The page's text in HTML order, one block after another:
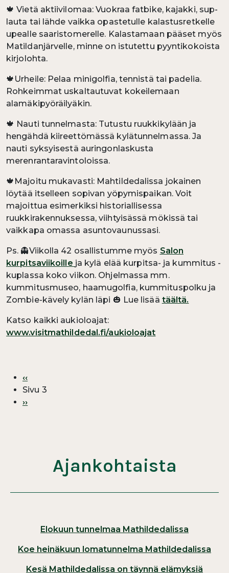
🍁 Vietä aktiivilomaa: Vuokraa fatbike, kajakki, sup-
lauta tai lähde vaikka opastetulle kalastusretkelle
upealle saaristomerelle. Kalastamaan pääset myös
Matildanjärvelle, minne on istutettu pyyntikokoista
kirjolohta.
🍁Urheile: Pelaa minigolfia, tennistä tai padelia.
Rohkeimmat uskaltautuvat kokeilemaan
alamäkipyöräilyäkin.
🍁 Nauti tunnelmasta: Tutustu ruukkikylään ja
hengähdä kiireettömässä kylätunnelmassa. Ja
nauti syksyisestä auringonlaskusta
merenrantaravintoloissa.
🍁Majoitu mukavasti: Mahtildedalissa jokainen
löytää itselleen sopivan yöpymispaikan. Voit
majoittua esimerkiksi historiallisessa
ruukkirakennuksessa, viihtyisässä mökissä tai
vaikkapa omassa asuntovaunussasi.
Ps. 👻Viikolla 42 osallistumme myös Salon
kurpitsaviikoille ja kylä elää kurpitsa- ja kummitus -
kuplassa koko viikon. Ohjelmassa mm.
kummitusmuseo, haamugolfia, kummituspolku ja
Zombie-kävely kylän läpi 🎃 Lue lisää täältä.
Katso kaikki aukioloajat:
www.visitmathildedal.fi/aukioloajat
Sivutus
Edellinen sivu
‹‹
Sivu 3
Seuraava sivu
››
Ajankohtaista
Elokuun tunnelmaa Mathildedalissa
Koe heinäkuun lomatunnelma Mathildedalissa
Kesä Mathildedalissa on täynnä elämyksiä